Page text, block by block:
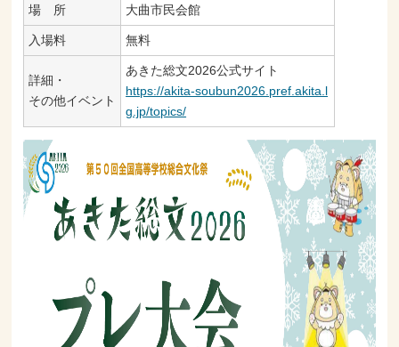
場 所 大曲市民会館
入場料 無料
詳細・
その他イベント
あきた総文2026公式サイト
https://akita-soubun2026.pref.akita.l
g.jp/topics/